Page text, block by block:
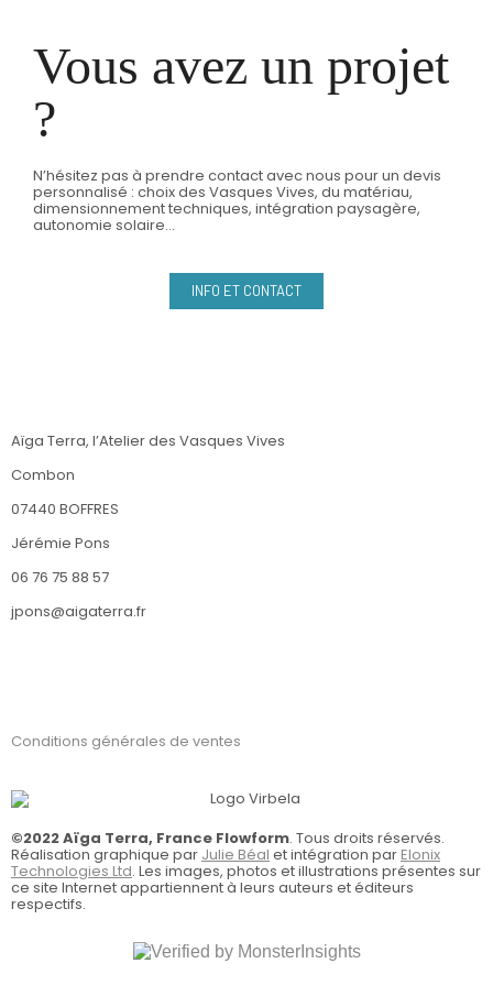
Vous avez un projet
?
N’hésitez pas à prendre contact avec nous pour un devis
personnalisé : choix des Vasques Vives, du matériau,
dimensionnement techniques, intégration paysagère,
autonomie solaire…
INFO ET CONTACT
Aïga Terra, l’Atelier des Vasques Vives
Combon
07440 BOFFRES
Jérémie Pons
06 76 75 88 57
jpons@aigaterra.fr
Conditions générales de ventes
©2022 Aïga Terra, France Flowform. Tous droits réservés.
Réalisation graphique par Julie Béal et intégration par Elonix
Technologies Ltd. Les images, photos et illustrations présentes sur
ce site Internet appartiennent à leurs auteurs et éditeurs
respectifs.